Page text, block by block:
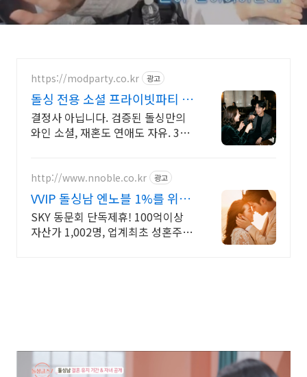
https://modparty.co.kr 광고
돌싱 전용 소셜 프라이빗파티 통
대관으로 프라이빗한 파티
결정사 아닙니다. 검증된 돌싱만의
와인 소셜, 재혼도 연애도 자유. 3주,
전원돌싱만 참여
http://www.nnoble.co.kr 광고
VVIP 돌싱남 엔노블 1%를 위한
상류층 결정사
SKY 동문회 단독제휴! 100억이상
자산가 1,002명, 업계최초 성혼주의